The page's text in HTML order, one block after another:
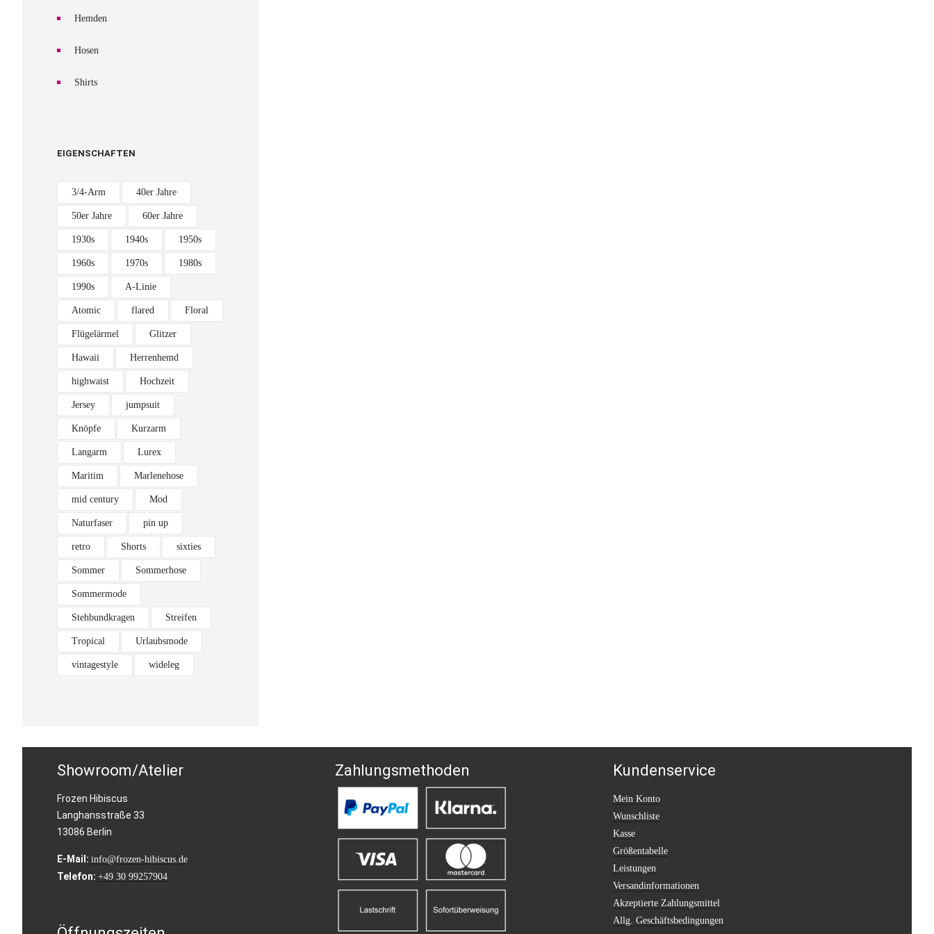
Hemden
Hosen
Shirts
EIGENSCHAFTEN
3/4-Arm 40er Jahre
50er Jahre 60er Jahre
1930s 1940s 1950s
1960s 1970s 1980s
1990s A-Linie
Atomic flared Floral
Flügelärmel Glitzer
Hawaii Herrenhemd
highwaist Hochzeit
Jersey jumpsuit
Knöpfe Kurzarm
Langarm Lurex
Maritim Marlenehose
mid century Mod
Naturfaser pin up
retro Shorts sixties
Sommer Sommerhose
Sommermode
Stehbundkragen Streifen
Tropical Urlaubsmode
vintagestyle wideleg
Showroom/Atelier
Frozen Hibiscus
Langhansstraße 33
13086 Berlin
E-Mail: info@frozen-hibiscus.de
Telefon: +49 30 99257904
Zahlungsmethoden Kundenservice
Mein Konto
Wunschliste
Kasse
Größentabelle
Leistungen
Versandinformationen
Akzeptierte Zahlungsmittel
Allg. Geschäftsbedingungen